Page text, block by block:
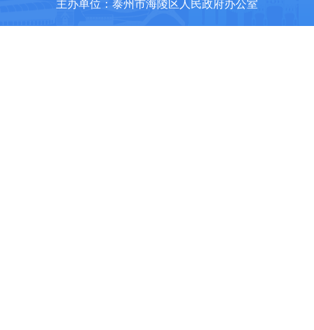
主办单位：泰州市海陵区人民政府办公室